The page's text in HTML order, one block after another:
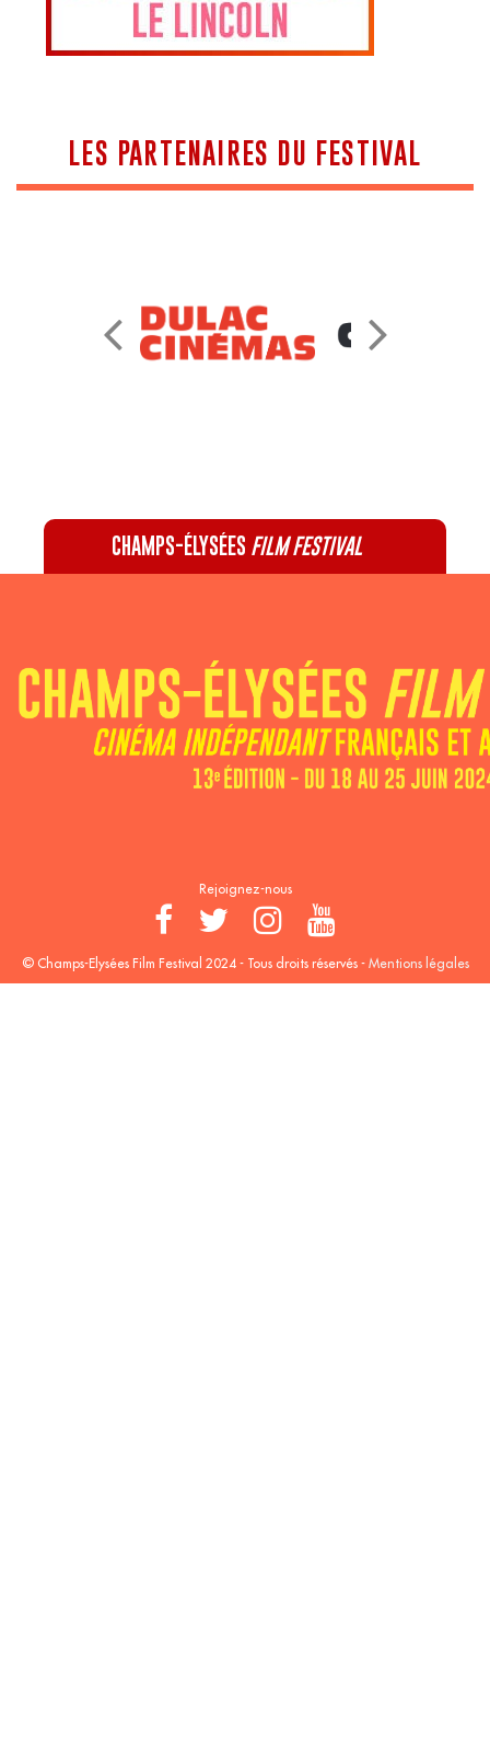
LES PARTENAIRES DU FESTIVAL
CHAMPS-ÉLYSÉES FILM FESTIVAL
Recevez notre newsletter :
Rejoignez-nous
© Champs-Elysées Film Festival 2024 - Tous droits réservés - Mentions légales